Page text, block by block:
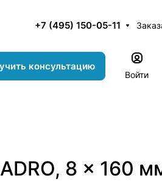
+7 (495) 150-05-11
консультацию
Войти
8 x 160